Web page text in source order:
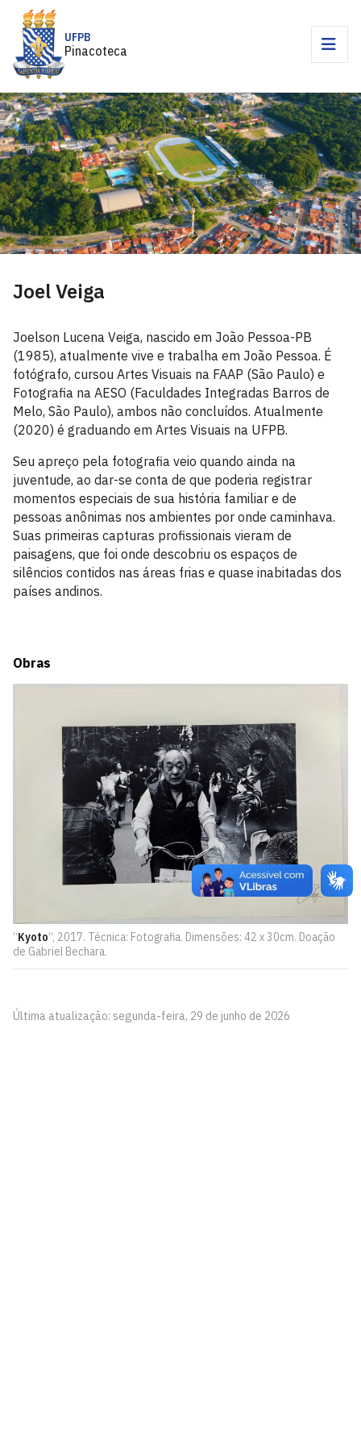
UFPB
Pinacoteca
Joel Veiga
Joelson Lucena Veiga, nascido em João Pessoa-PB
(1985), atualmente vive e trabalha em João Pessoa. É
fotógrafo, cursou Artes Visuais na FAAP (São Paulo) e
Fotografia na AESO (Faculdades Integradas Barros de
Melo, São Paulo), ambos não concluídos. Atualmente
(2020) é graduando em Artes Visuais na UFPB.
Seu apreço pela fotografia veio quando ainda na
juventude, ao dar-se conta de que poderia registrar
momentos especiais de sua história familiar e de
pessoas anônimas nos ambientes por onde caminhava.
Suas primeiras capturas profissionais vieram de
paisagens, que foi onde descobriu os espaços de
silêncios contidos nas áreas frias e quase inabitadas dos
países andinos.
Obras
“Kyoto“, 2017. Técnica: Fotografia. Dimensões: 42 x 30cm. Doação
de Gabriel Bechara.
Última atualização: segunda-feira, 29 de junho de 2026